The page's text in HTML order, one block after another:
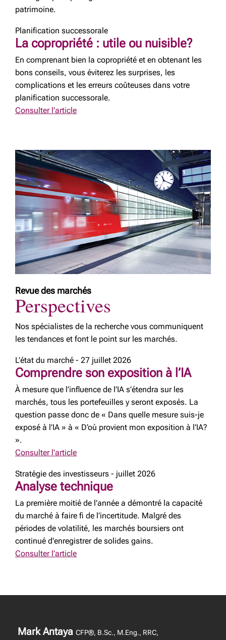
patrimoine.
Planification successorale
La copropriété : utile ou nuisible?
En comprenant bien la copropriété et en obtenant les
bons conseils, vous éviterez les surprises, les
complications et les erreurs coûteuses dans votre
planification successorale.
Consulter l'article
Revue des marchés
Perspectives
Nos spécialistes de la recherche vous communiquent
les tendances et font le point sur les marchés.
L’état du marché - 27 juillet 2026
Comprendre son exposition à l’IA
À mesure que l’influence de l’IA s’étendra sur les
marchés, tous les portefeuilles y seront exposés. La
question passe donc de « Dans quelle mesure suis-je
exposé à l’IA » à « D’où provient mon exposition à l’IA?
».
Consulter l'article
Stratégie des investisseurs - juillet 2026
Analyse technique
La première moitié de l’année a démontré la capacité
du marché à faire fi de l’incertitude. Malgré des
périodes de volatilité, les marchés boursiers ont
continué d'enregistrer de solides gains.
Consulter l'article
Mark Antaya CFP®, B.Sc., M.Eng., RRC,